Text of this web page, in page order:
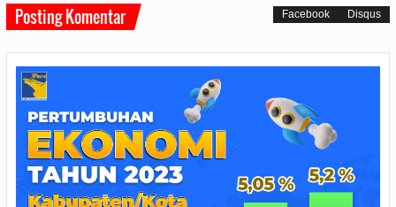
Posting Komentar Facebook Disqus